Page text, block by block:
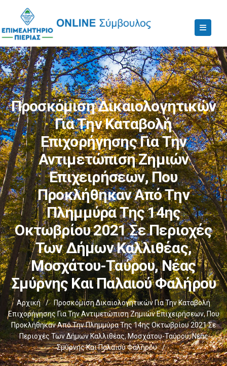
Προσκόμιση Δικαιολογητικών
Για Την Καταβολή
Επιχορήγησης Για Την
Αντιμετώπιση Ζημιών
Επιχειρήσεων, Που
Προκλήθηκαν Από Την
Πλημμύρα Της 14ης
Οκτωβρίου 2021 Σε Περιοχές
Των Δήμων Καλλιθέας,
Μοσχάτου-Ταύρου, Νέας
Σμύρνης Και Παλαιού Φαλήρου
Αρχική /
Προσκόμιση Δικαιολογητικών Για Την Καταβολή
Επιχορήγησης Για Την Αντιμετώπιση Ζημιών Επιχειρήσεων, Που
Προκλήθηκαν Από Την Πλημμύρα Της 14ης Οκτωβρίου 2021 Σε
Περιοχές Των Δήμων Καλλιθέας, Μοσχάτου-Ταύρου, Νέας
Σμύρνης Και Παλαιού Φαλήρου
/